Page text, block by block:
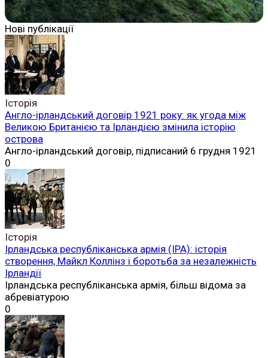
Нові публікації
Історія
Англо-ірландський договір 1921 року: як угода між
Великою Британією та Ірландією змінила історію
острова
Англо-ірландський договір, підписаний 6 грудня 1921
0
Історія
Ірландська республіканська армія (ІРА): історія
створення, Майкл Коллінз і боротьба за незалежність
Ірландії
Ірландська республіканська армія, більш відома за
абревіатурою
0